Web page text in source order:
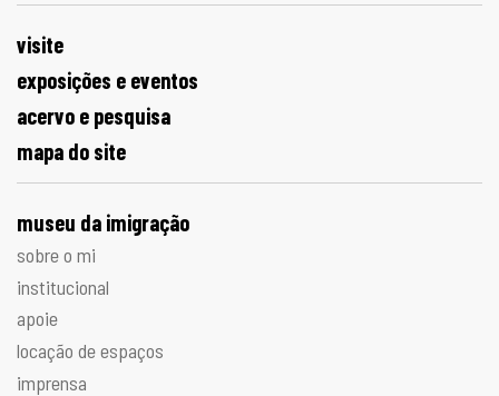
visite
exposições e eventos
acervo e pesquisa
mapa do site
museu da imigração
sobre o mi
institucional
apoie
locação de espaços
imprensa